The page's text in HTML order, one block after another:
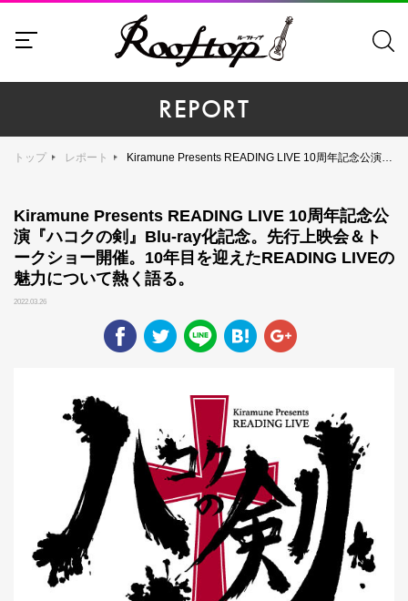
REPORT
トップ レポート Kiramune Presents READING LIVE 10周年記念公演『ハコクの剣』Blu-ray化記念。先行上映会＆トークショー開催。10年目を迎えたREADING LIVEの魅力について熱く語る。
Kiramune Presents READING LIVE 10周年記念公
演『ハコクの剣』Blu-ray化記念。先行上映会＆ト
ークショー開催。10年目を迎えたREADING LIVEの
魅力について熱く語る。
2022.03.26